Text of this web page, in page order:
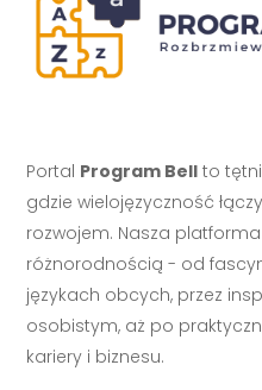
Portal Program Bell to
gdzie wielojęzyczność
rozwojem. Nasza
różnorodnością - od
językach obcych, przez
osobistym, aż po
kariery i biznesu.